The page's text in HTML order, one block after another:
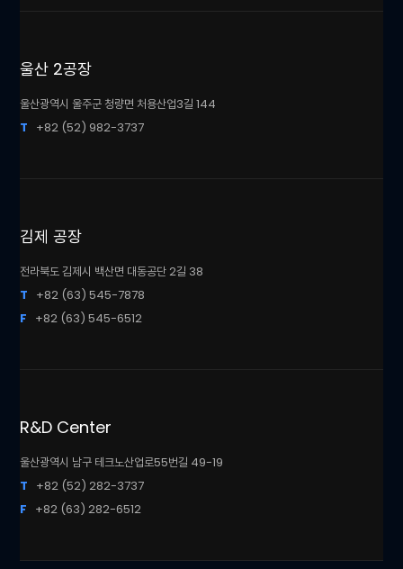
울산 2공장
울산광역시 울주군 청량면 처용산업3길 144
T +82 (52) 982-3737
김제 공장
전라북도 김제시 백산면 대동공단 2길 38
T +82 (63) 545-7878
F +82 (63) 545-6512
R&D Center
울산광역시 남구 테크노산업로55번길 49-19
T +82 (52) 282-3737
F +82 (63) 282-6512